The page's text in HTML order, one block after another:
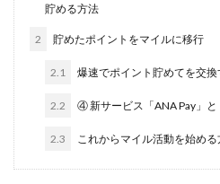
貯める方法
2 貯めたポイントをマイルに移行
2.1 爆速でポイント貯めてを交換
2.2 ④ 新サービス「ANA Pay」と
2.3 これからマイル活動を始める